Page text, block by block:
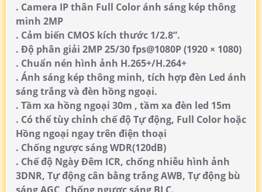
. Camera IP thân Full Color ánh sáng kép thông
minh 2MP
. Cảm biến CMOS kích thước 1/2.8”.
. Độ phân giải 2MP 25/30 fps@1080P (1920 × 1080)
. Chuẩn nén hình ảnh H.265+/H.264+
. Ánh sáng kép thông minh, tích hợp đèn Led ánh
sáng trắng và đèn hồng ngoại.
. Tầm xa hồng ngoại 30m , tầm xa đèn led 15m
. Có thể tùy chỉnh chế độ Tự động, Full Color hoặc
Hồng ngoại ngay trên điện thoại
. Chống ngược sáng WDR(120dB)
. Chế độ Ngày Đêm ICR, chống nhiễu hình ảnh
3DNR, Tự động cân bằng trắng AWB, Tự động bù